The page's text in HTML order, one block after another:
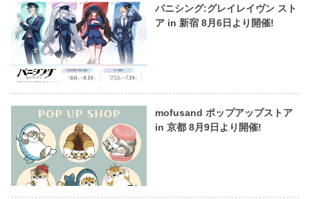
パニシング:グレイレイヴン スト
ア in 新宿 8月6日より開催!
mofusand ポップアップストア
in 京都 8月9日より開催!